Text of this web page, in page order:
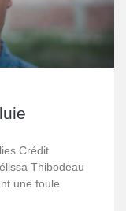
Crédit
Thibodeau
une foule